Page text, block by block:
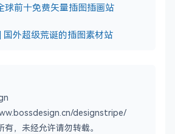
前十免费矢量插图插画站
国外超级荒诞的插图素材站
designstripe/
，未经允许请勿转载。